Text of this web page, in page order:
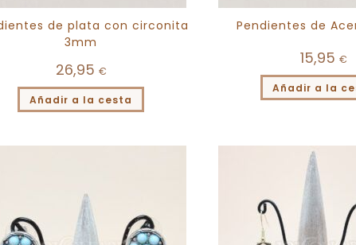
de plata con circonita
3mm
26,95 €
Añadir a la cesta
Pendientes de
15,95 €
Añadir a la